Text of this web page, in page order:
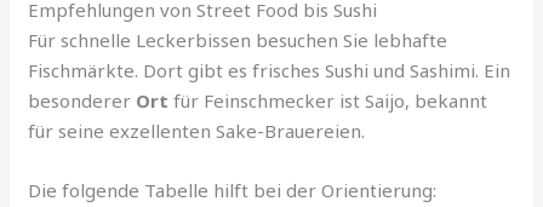
Empfehlungen von Street Food bis Sushi
Für schnelle Leckerbissen besuchen Sie lebhafte
Fischmärkte. Dort gibt es frisches Sushi und Sashimi. Ein
besonderer Ort für Feinschmecker ist Saijo, bekannt
für seine exzellenten Sake-Brauereien.
Die folgende Tabelle hilft bei der Orientierung: